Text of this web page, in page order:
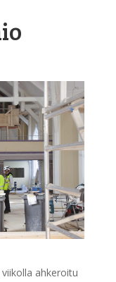
ahkeroitu